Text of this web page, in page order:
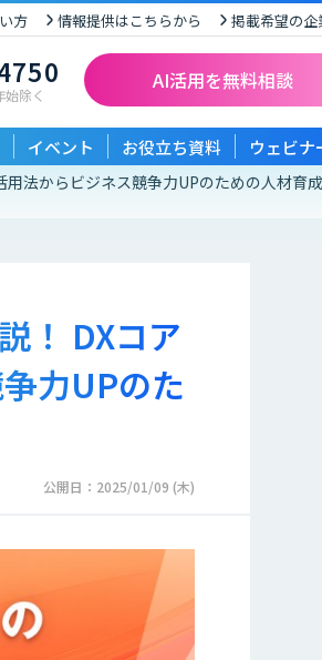
方 情報提供はこちらから 掲載希望の企
除く
AI活用を無料相談
イベント お役立ち資料 ウェビナ
法からビジネス競争力UPのための人材育
！ DXコア
力UPのた
公開日：2025/01/09 (木)